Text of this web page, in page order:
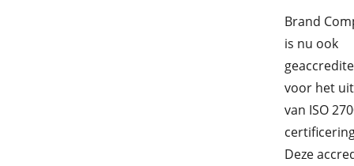
Brand
is nu ook
voor het
van ISO
Deze